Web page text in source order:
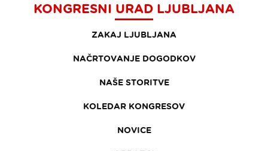
KONGRESNI URAD LJUBLJANA
ZAKAJ LJUBLJANA
NAČRTOVANJE DOGODKOV
NAŠE STORITVE
KOLEDAR KONGRESOV
NOVICE